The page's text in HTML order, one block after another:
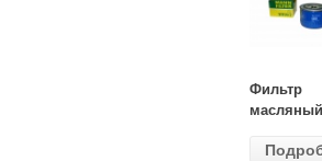
Фильтр
масляный
(MANN) W